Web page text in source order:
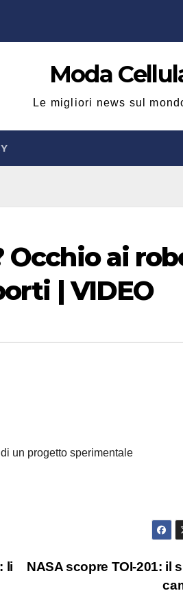
Moda
Le migliori news sul
Occhio ai
| VIDEO
un progetto sperimentale
NASA scopre TOI-201: il
li